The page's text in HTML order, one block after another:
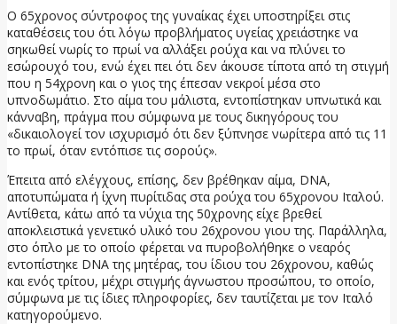
Ο 65χρονος σύντροφος της γυναίκας έχει υποστηρίξει στις
καταθέσεις του ότι λόγω προβλήματος υγείας χρειάστηκε να
σηκωθεί νωρίς το πρωί να αλλάξει ρούχα και να πλύνει το
εσώρουχό του, ενώ έχει πει ότι δεν άκουσε τίποτα από τη στιγμή
που η 54χρονη και ο γιος της έπεσαν νεκροί μέσα στο
υπνοδωμάτιο. Στο αίμα του μάλιστα, εντοπίστηκαν υπνωτικά και
κάνναβη, πράγμα που σύμφωνα με τους δικηγόρους του
«δικαιολογεί τον ισχυρισμό ότι δεν ξύπνησε νωρίτερα από τις 11
το πρωί, όταν εντόπισε τις σορούς».
Έπειτα από ελέγχους, επίσης, δεν βρέθηκαν αίμα, DNA,
αποτυπώματα ή ίχνη πυρίτιδας στα ρούχα του 65χρονου Ιταλού.
Αντίθετα, κάτω από τα νύχια της 50χρονης είχε βρεθεί
αποκλειστικά γενετικό υλικό του 26χρονου γιου της. Παράλληλα,
στο όπλο με το οποίο φέρεται να πυροβολήθηκε ο νεαρός
εντοπίστηκε DNA της μητέρας, του ίδιου του 26χρονου, καθώς
και ενός τρίτου, μέχρι στιγμής άγνωστου προσώπου, το οποίο,
σύμφωνα με τις ίδιες πληροφορίες, δεν ταυτίζεται με τον Ιταλό
κατηγορούμενο.